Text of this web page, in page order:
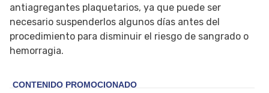
antiagregantes plaquetarios, ya que puede ser
necesario suspenderlos algunos días antes del
procedimiento para disminuir el riesgo de sangrado o
hemorragia.